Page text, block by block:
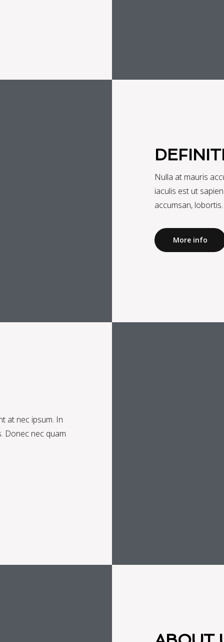
Nulla at mauris
iaculis est ut
accumsan, lobortis.
More info
at nec ipsum. In
Donec nec quam